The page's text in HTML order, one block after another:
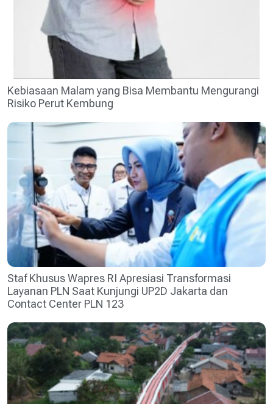
Kebiasaan Malam yang Bisa Membantu Mengurangi
Risiko Perut Kembung
Staf Khusus Wapres RI Apresiasi Transformasi
Layanan PLN Saat Kunjungi UP2D Jakarta dan
Contact Center PLN 123